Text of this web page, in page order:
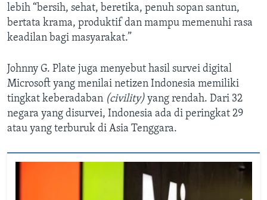
lebih “bersih, sehat, beretika, penuh sopan santun,
bertata krama, produktif dan mampu memenuhi rasa
keadilan bagi masyarakat.”
Johnny G. Plate juga menyebut hasil survei digital
Microsoft yang menilai netizen Indonesia memiliki
tingkat keberadaban (civility) yang rendah. Dari 32
negara yang disurvei, Indonesia ada di peringkat 29
atau yang terburuk di Asia Tenggara.